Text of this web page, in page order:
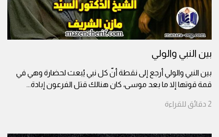
بين النبي والولي
بين النبي والولي أرجع إلى نقطة أنّ كل نبي يُبعث لحضارة وهي في
قمة قوتها إلا ما بعد موسى، كان هنالك قتل الفرعون إبادة...
2 دقائق للقراءة